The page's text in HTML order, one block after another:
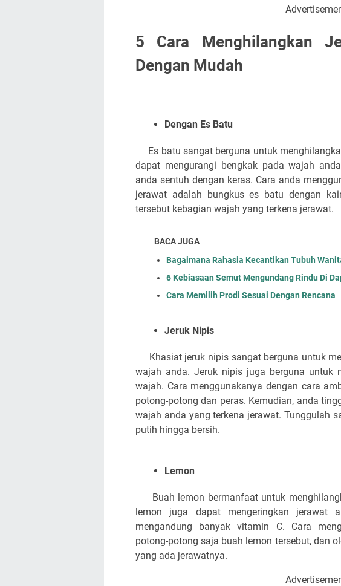
5 Cara Menghilangkan
Dengan Mudah
Dengan Es Batu
Es batu sangat berguna untuk
dapat mengurangi bengkak pada wajah
anda sentuh dengan keras. Cara anda
jerawat adalah bungkus es batu dengan
tersebut kebagian wajah yang terkena jerawat.
BACA JUGA
Bagaimana Rahasia Kecantikan Tubuh
6 Kebiasaan Semut Mengundang Rindu Di
Cara Memilih Prodi Sesuai Dengan Rencana
Jeruk Nipis
Khasiat jeruk nipis sangat berguna untuk
wajah anda. Jeruk nipis juga berguna untuk
wajah. Cara menggunakanya dengan cara
potong-potong dan peras. Kemudian, anda
wajah anda yang terkena jerawat. Tunggulah
putih hingga bersih.
Lemon
Buah lemon bermanfaat untuk
lemon juga dapat mengeringkan jerawat
mengandung banyak vitamin C. Cara
potong-potong saja buah lemon tersebut, dan
yang ada jerawatnya.